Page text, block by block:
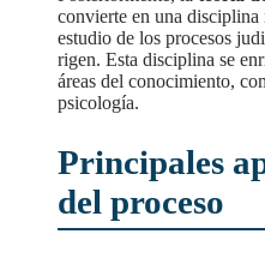
convierte en una disciplina
estudio de los procesos
rigen. Esta disciplina se
áreas del conocimiento,
psicología.
Principales
del proceso